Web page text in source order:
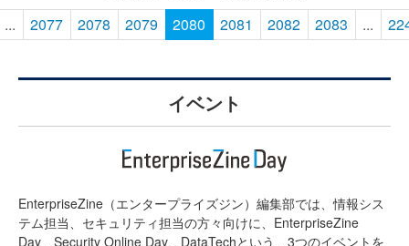
... 2077 2078 2079 2080 2081 2082 2083 ...
イベント
EnterpriseZine（エンタープライズジン）編集部では、情報シス
テム担当、セキュリティ担当の方々向けに、EnterpriseZine
Day、Security Online Day、DataTechという、3つのイベントを